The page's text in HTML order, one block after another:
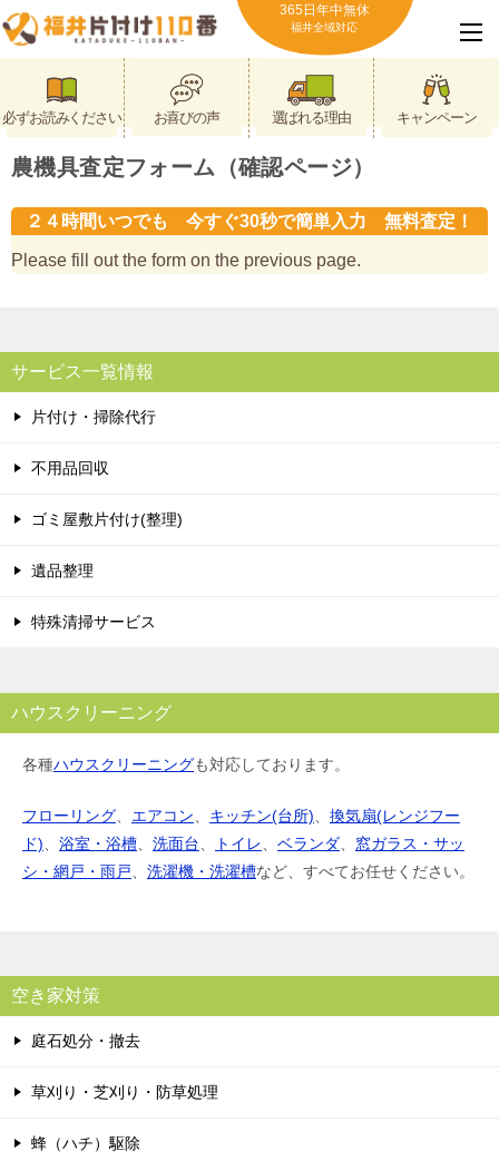
365日年中無休
福井全域対応
必ずお読みください お喜びの声 選ばれる理由 キャンペーン
農機具査定フォーム（確認ページ）
２４時間いつでも 今すぐ30秒で簡単入力 無料査定！
Please fill out the form on the previous page.
サービス一覧情報
片付け・掃除代行
不用品回収
ゴミ屋敷片付け(整理)
遺品整理
特殊清掃サービス
ハウスクリーニング
各種ハウスクリーニングも対応しております。
フローリング エアコン キッチン(台所)
換気扇(レンジフー
ド)
浴室・浴槽 洗面台 トイレ ベランダ
窓ガラス・サッ
シ・網戸・雨戸
洗濯機・洗濯槽など、すべてお任せください。
空き家対策
庭石処分・撤去
草刈り・芝刈り・防草処理
蜂（ハチ）駆除